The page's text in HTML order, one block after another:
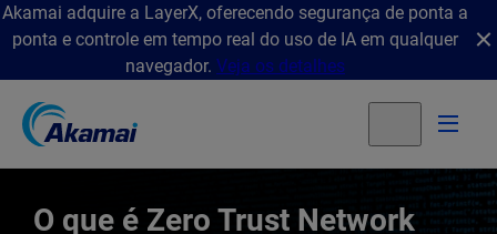
Akamai adquire a LayerX, oferecendo segurança de ponta a
ponta e controle em tempo real do uso de IA em qualquer
navegador. Veja os detalhes
O que é Zero Trust Network